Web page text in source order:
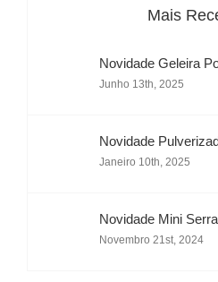
Mais
Novidade Geleira
Junho 13th, 2025
Novidade
Janeiro 10th, 2025
Novidade Mini Serra
Novembro 21st, 2024